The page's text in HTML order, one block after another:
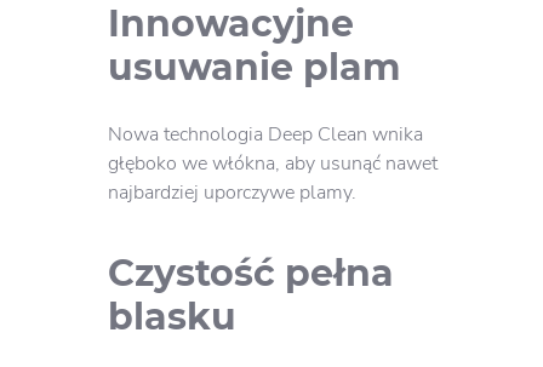
Innowacyjne
usuwanie plam
Nowa technologia Deep Clean wnika
głęboko we włókna, aby usunąć nawet
najbardziej uporczywe plamy.
Czystość pełna
blasku